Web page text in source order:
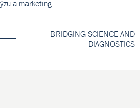
a marketing
BRIDGING SCIENCE AND
DIAGNOSTICS